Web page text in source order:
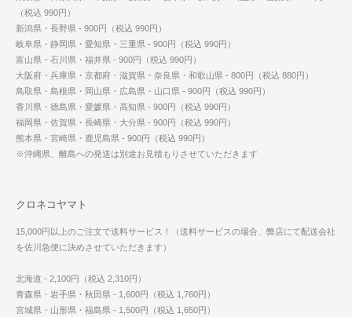
（税込 990円）
新潟県・長野県 - 900円（税込 990円）
岐阜県・静岡県・愛知県・三重県 - 900円（税込 990円）
富山県・石川県・福井県 - 900円（税込 990円）
大阪府・兵庫県・京都府・滋賀県・奈良県・和歌山県 - 800円（税込 880円）
鳥取県・島根県・岡山県・広島県・山口県 - 900円（税込 990円）
香川県・徳島県・愛媛県・高知県 - 900円（税込 990円）
福岡県・佐賀県・長崎県・大分県 - 900円（税込 990円）
熊本県・宮崎県・鹿児島県 - 900円（税込 990円）
※沖縄県、離島への発送は別途お見積もりさせていただきます
クロネコヤマト
15,000円以上のご注文で送料サービス！（送料サービスの場合、弊店にて配送会社
を佐川急便に決めさせていただきます）
北海道 - 2,100円（税込 2,310円）
青森県・岩手県・秋田県 - 1,600円（税込 1,760円）
宮城県・山形県・福島県 - 1,500円（税込 1,650円）